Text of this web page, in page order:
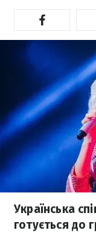
Українська
готується до